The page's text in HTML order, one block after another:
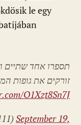
le egy
תספרו אחד שתיים
זורקים את גופות
O1Xzt8Sn7J
September 19,